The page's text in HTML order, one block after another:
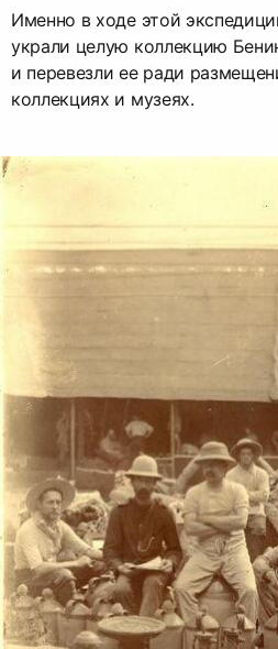
Именно в ходе этой
украли целую коллекцию
и перевезли ее ради
коллекциях и музеях.